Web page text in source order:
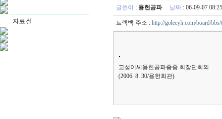
글쓴이 :용헌공파 날짜 : 06-09-07
트랙백 주소 :http://goleeyh.com/board/
고성이씨용헌공파종중 회장단회의
(2006. 8. 30/용헌회관)